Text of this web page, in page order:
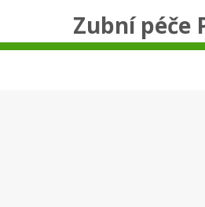
Zubní péče